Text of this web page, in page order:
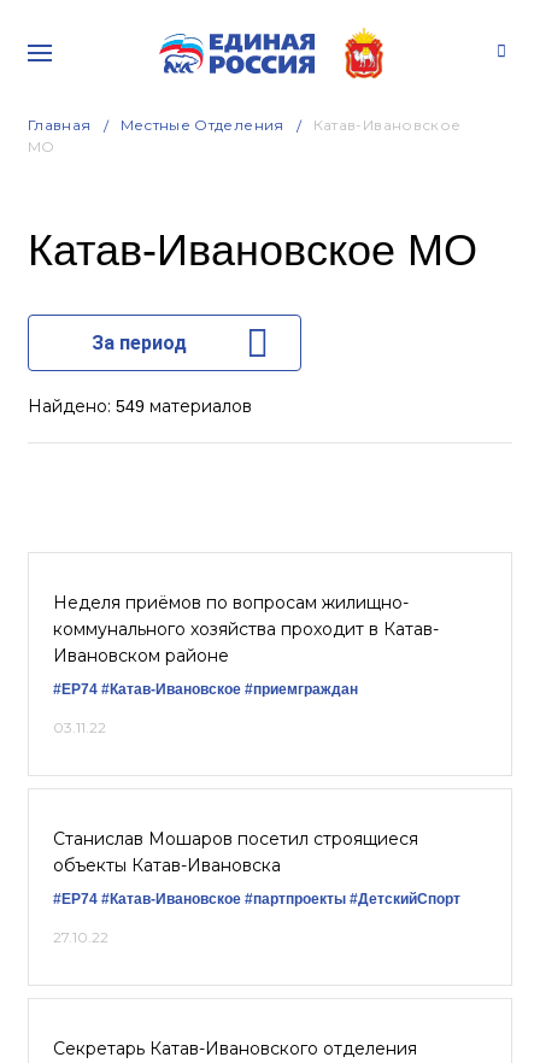
Главная Местные Отделения
Катав-Ивановское
МО
Катав-Ивановское МО
За период
Найдено: 549 материалов
Неделя приёмов по вопросам жилищно-
коммунального хозяйства проходит в Катав-
Ивановском районе
#ЕР74 #Катав-Ивановское #приемграждан
03.11.22
Станислав Мошаров посетил строящиеся
объекты Катав-Ивановска
#ЕР74 #Катав-Ивановское #партпроекты #ДетскийСпорт
27.10.22
Секретарь Катав-Ивановского отделения